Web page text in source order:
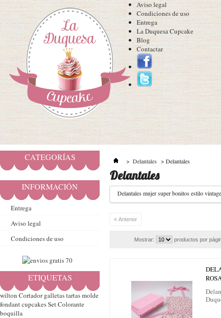
Aviso legal
Condiciones de uso
Entrega
La Duquesa Cupcake
Blog
Contactar
CATEGORÍAS
INFORMACIÓN
Entrega
Aviso legal
Condiciones de uso
ETIQUETAS
wilton Cortador galletastartasmolde
fondantcupcakesSetColorante
boquilla
> Delantales > Delantales
Delantales
Delantales mujer super bonitos estilo
« Anterior
Mostrar: productos por